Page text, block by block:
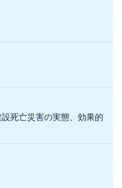
死亡災害の実態、効果的